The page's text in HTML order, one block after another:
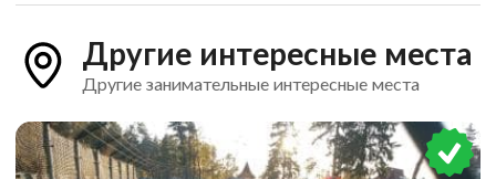
Другие интересные места
Другие занимательные интересные места